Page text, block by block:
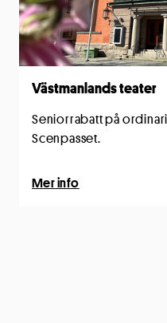
Västmanlands teater
Seniorrabatt på
Scenpasset.
Mer info